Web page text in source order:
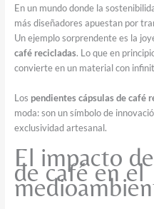
En un mundo donde la
más diseñadores apuestan por
Un ejemplo sorprendente es la
café recicladas. Lo que en
convierte en un material con
Los pendientes cápsulas de café
moda: son un símbolo de
exclusividad artesanal.
El impacto
de café en el